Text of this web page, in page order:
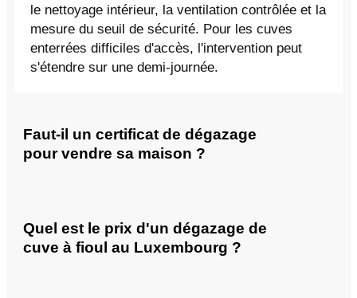
le nettoyage intérieur, la ventilation contrôlée et la
mesure du seuil de sécurité. Pour les cuves
enterrées difficiles d'accès, l'intervention peut
s'étendre sur une demi-journée.
Faut-il un certificat de dégazage
pour vendre sa maison ?
Quel est le prix d'un dégazage de
cuve à fioul au Luxembourg ?